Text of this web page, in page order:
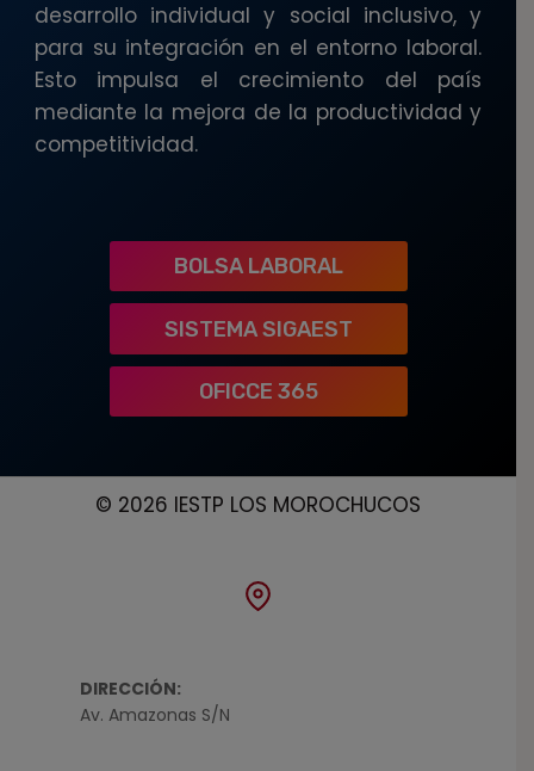
desarrollo individual y social inclusivo, y
para su integración en el entorno laboral.
Esto impulsa el crecimiento del país
mediante la mejora de la productividad y
competitividad.
BOLSA LABORAL
SISTEMA SIGAEST
OFICCE 365
© 2026 IESTP LOS MOROCHUCOS
DIRECCIÓN:
Av. Amazonas S/N